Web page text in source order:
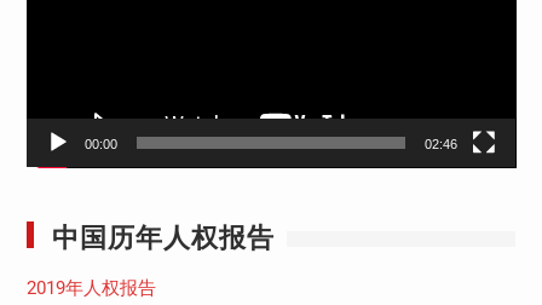
00:00 02:46
中国历年人权报告
2019年人权报告